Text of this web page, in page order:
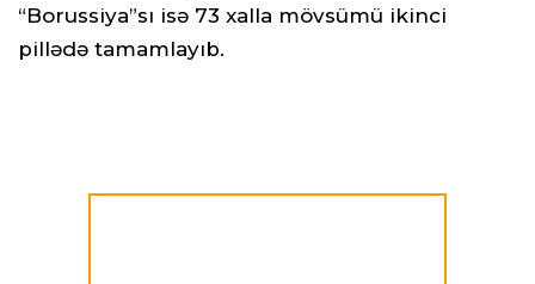
“Borussiya”sı isə 73 xalla mövsümü ikinci
pillədə tamamlayıb.